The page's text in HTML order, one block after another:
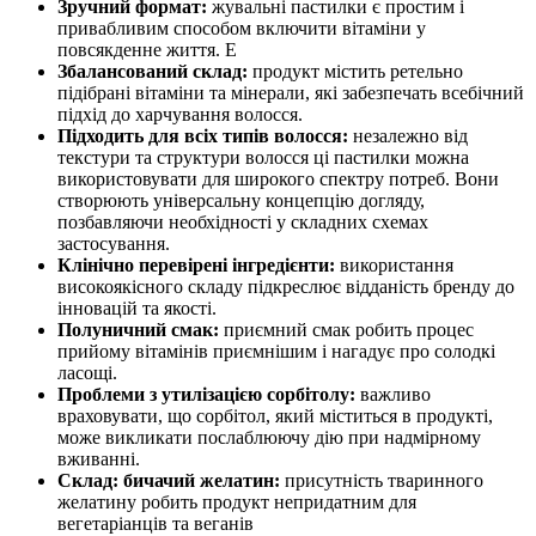
Зручний формат: жувальні пастилки є простим і
привабливим способом включити вітаміни у
повсякденне життя. Е
Збалансований склад: продукт містить ретельно
підібрані вітаміни та мінерали, які забезпечать всебічний
підхід до харчування волосся.
Підходить для всіх типів волосся: незалежно від
текстури та структури волосся ці пастилки можна
використовувати для широкого спектру потреб. Вони
створюють універсальну концепцію догляду,
позбавляючи необхідності у складних схемах
застосування.
Клінічно перевірені інгредієнти: використання
високоякісного складу підкреслює відданість бренду до
інновацій та якості.
Полуничний смак: приємний смак робить процес
прийому вітамінів приємнішим і нагадує про солодкі
ласощі.
Проблеми з утилізацією сорбітолу: важливо
враховувати, що сорбітол, який міститься в продукті,
може викликати послаблюючу дію при надмірному
вживанні.
Склад: бичачий желатин: присутність тваринного
желатину робить продукт непридатним для
вегетаріанців та веганів